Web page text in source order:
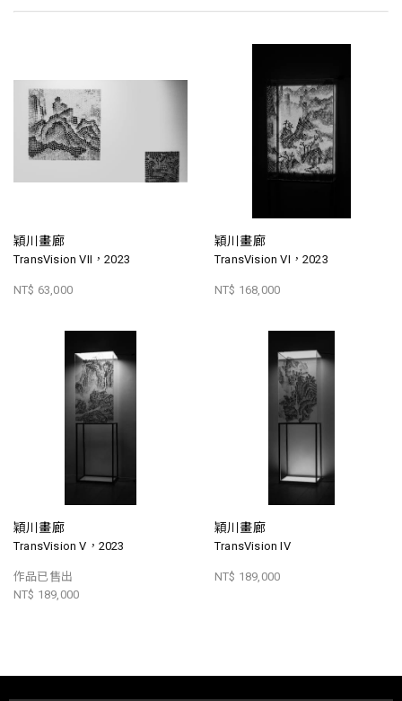
穎川畫廊
TransVision VII，2023
NT$ 63,000
穎川畫廊
TransVision VI，2023
NT$ 168,000
穎川畫廊
TransVision V，2023
作品已售出
NT$ 189,000
穎川畫廊
TransVision IV
NT$ 189,000